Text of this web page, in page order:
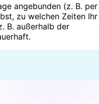
angebunden (z. B. per
zu welchen Zeiten Ihr
B. außerhalb der